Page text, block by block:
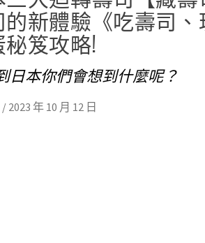
的新體驗《吃壽司
笈攻略!
日本你們會想到什麼呢？
/ 2023 年 10 月 12 日